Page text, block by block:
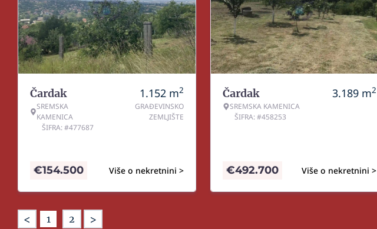
Čardak
SREMSKA
KAMENICA
ŠIFRA: #477687
1.152 m2
GRAĐEVINSKO
ZEMLJIŠTE
Više o nekretnini >
€154.500
Čardak
SREMSKA KAMENICA
ŠIFRA: #458253
3.189 m2
Više o nekretnini >
€492.700
< 1 2 >